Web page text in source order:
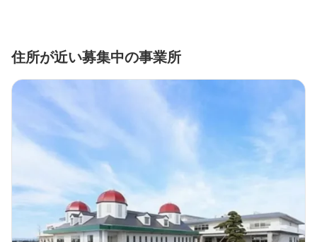
住所が近い募集中の事業所